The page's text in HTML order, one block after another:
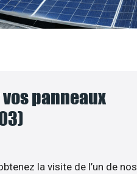
panneaux
la visite de l’un de nos